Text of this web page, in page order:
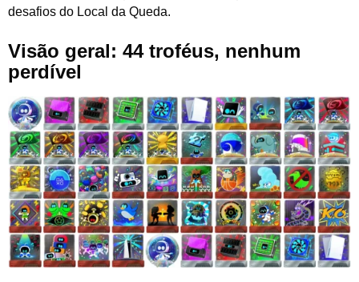
desafios do Local da Queda.
Visão geral: 44 troféus, nenhum
perdível